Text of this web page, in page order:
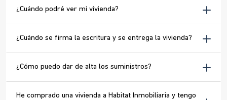
¿Cuándo podré ver mi vivienda?
¿Cuándo se firma la escritura y se entrega la vivienda?
¿Cómo puedo dar de alta los suministros?
He comprado una vivienda a Habitat Inmobiliaria y tengo